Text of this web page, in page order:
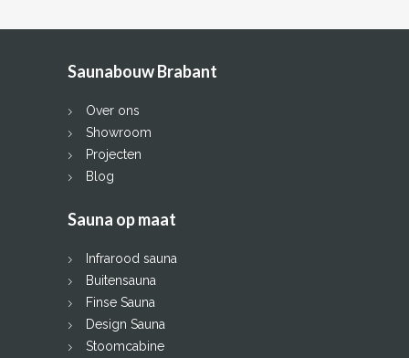
Saunabouw Brabant
Over ons
Showroom
Projecten
Blog
Sauna op maat
Infrarood sauna
Buitensauna
Finse Sauna
Design Sauna
Stoomcabine